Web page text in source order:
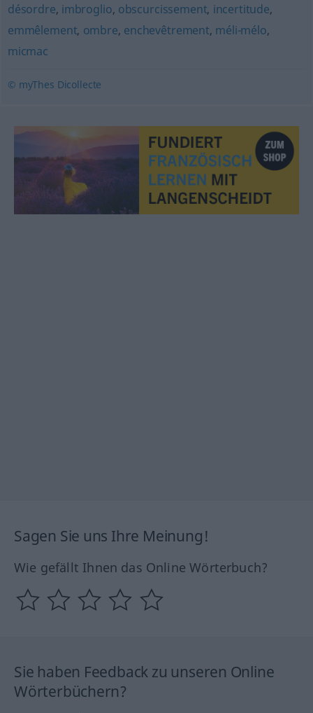
désordre, imbroglio, obscurcissement, incertitude,
emmêlement, ombre, enchevêtrement, méli-mélo,
micmac
© myThes Dicollecte
Sagen Sie uns Ihre Meinung!
Wie gefällt Ihnen das Online Wörterbuch?
Sie haben Feedback zu unseren Online
Wörterbüchern?